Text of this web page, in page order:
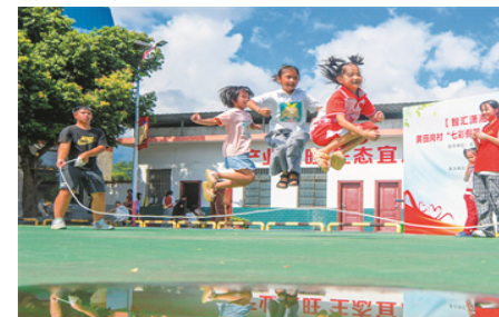
热点关注
永州市人民政府办公室关于印发《永州市治理车辆超限
超载工作方案》的通知
永州市人大常委会通过有关人事事项
永州市各县市区党委领导班子换届选举结果公告
关于印发《永州市集体土地与房屋征收补偿安置办法》
的通知